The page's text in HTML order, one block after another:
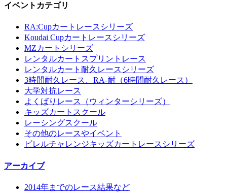
イベントカテゴリ
RA:Cupカートレースシリーズ
Koudai Cupカートレースシリーズ
MZカートシリーズ
レンタルカートスプリントレース
レンタルカート耐久レースシリーズ
3時間耐久レース、RA-耐（6時間耐久レース）
大学対抗レース
よくばりレース（ウィンターシリーズ）
キッズカートスクール
レーシングスクール
その他のレースやイベント
ビレルチャレンジキッズカートレースシリーズ
アーカイブ
2014年までのレース結果など